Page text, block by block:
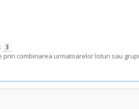
3
combinarea urmatoarelor loturi sau